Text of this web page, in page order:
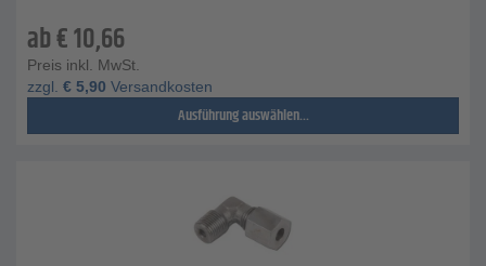
ab€10,66
Preis inkl. MwSt.
zzgl. € 5,90 Versandkosten
Ausführung auswählen...